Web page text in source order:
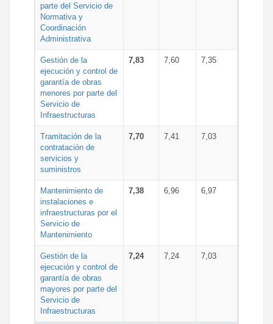
parte del Servicio de
Normativa y
Coordinación
Administrativa
Gestión de la
ejecución y control de
garantía de obras
menores por parte del
Servicio de
Infraestructuras
7,83 7,60 7,35
Tramitación de la
contratación de
servicios y
suministros
7,70 7,41 7,03
Mantenimiento de
instalaciones e
infraestructuras por el
Servicio de
Mantenimiento
7,38 6,96 6,97
Gestión de la
ejecución y control de
garantía de obras
mayores por parte del
Servicio de
Infraestructuras
7,24 7,24 7,03